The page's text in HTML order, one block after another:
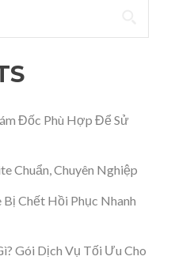
Đốc Phù Hợp Để Sử
Chuẩn, Chuyên Nghiệp
Bị Chết Hồi Phục Nhanh
Gói Dịch Vụ Tối Ưu Cho